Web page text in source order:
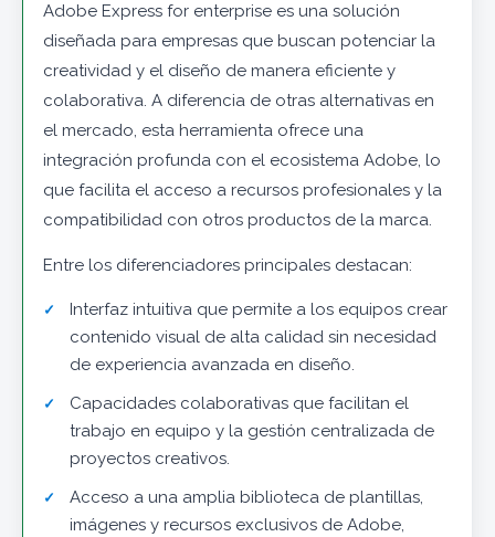
Adobe Express for enterprise es una solución
diseñada para empresas que buscan potenciar la
creatividad y el diseño de manera eficiente y
colaborativa. A diferencia de otras alternativas en
el mercado, esta herramienta ofrece una
integración profunda con el ecosistema Adobe, lo
que facilita el acceso a recursos profesionales y la
compatibilidad con otros productos de la marca.
Entre los diferenciadores principales destacan:
Interfaz intuitiva que permite a los equipos crear
contenido visual de alta calidad sin necesidad
de experiencia avanzada en diseño.
Capacidades colaborativas que facilitan el
trabajo en equipo y la gestión centralizada de
proyectos creativos.
Acceso a una amplia biblioteca de plantillas,
imágenes y recursos exclusivos de Adobe,